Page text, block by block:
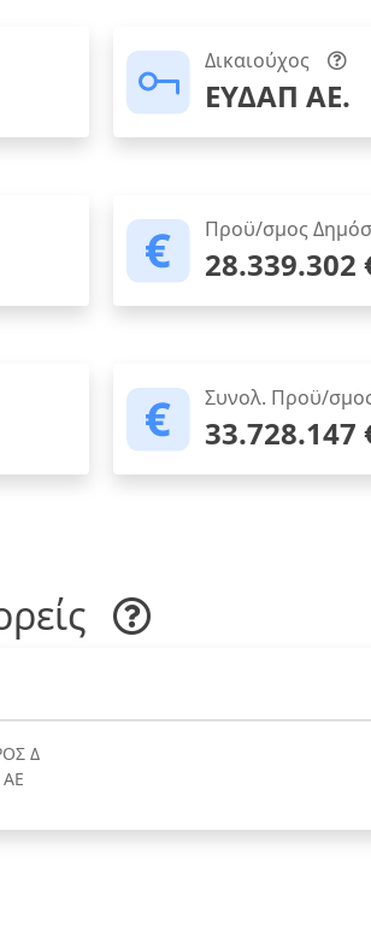
Δικαιούχος
ΕΥΔΑΠ ΑΕ.
Προϋ/σμος
28.339.302
Συνολ. Προϋ/
33.728.147
Δ